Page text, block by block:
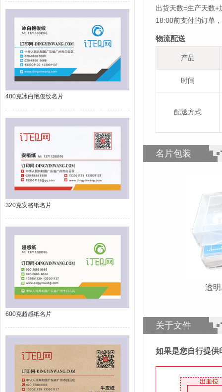
400克冰白艳俊纹名片
320克安格纸名片
600克超感纸名片
出货天数=生产天数
18:00前支付的订单
物流配送
产品
时间
配送方式
名片包装
关于文件
如果是您自行提供